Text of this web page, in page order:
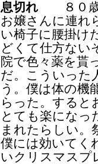
息切れ ８０歳
お嬢さんに連れ
い椅子に腰掛け
どくて仕方ない
院で色々薬を貰
だ。こういった
う。僕は体の機
らった。すると
とても楽になっ
まれたらしい。
僕には効いてく
いクリスマスプ